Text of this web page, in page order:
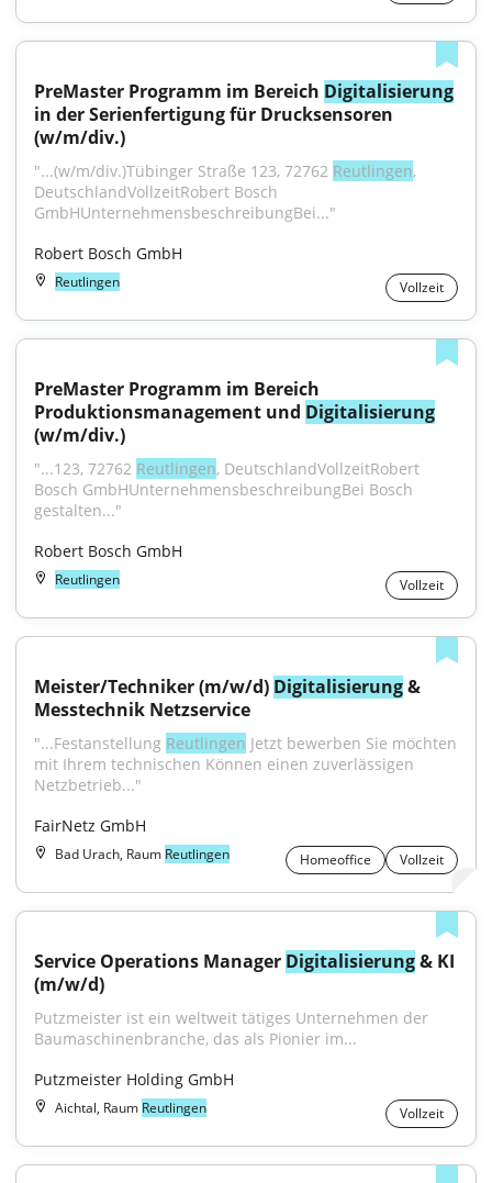
PreMaster Programm im Bereich Digitalisierung
in der Serienfertigung für Drucksensoren
(w/m/div.)
"...(w/m/div.)Tübinger Straße 123, 72762 Reutlingen,
DeutschlandVollzeitRobert Bosch
GmbHUnternehmensbeschreibungBei..."
Robert Bosch GmbH
Reutlingen Vollzeit
PreMaster Programm im Bereich
Produktionsmanagement und Digitalisierung
(w/m/div.)
"...123, 72762 Reutlingen, DeutschlandVollzeitRobert
Bosch GmbHUnternehmensbeschreibungBei Bosch
gestalten..."
Robert Bosch GmbH
Reutlingen Vollzeit
Meister/Techniker (m/w/d) Digitalisierung &
Messtechnik Netzservice
"...Festanstellung Reutlingen Jetzt bewerben Sie möchten
mit Ihrem technischen Können einen zuverlässigen
Netzbetrieb..."
FairNetz GmbH
Bad Urach, Raum Reutlingen Homeoffice Vollzeit
Service Operations Manager Digitalisierung & KI
(m/w/d)
Putzmeister ist ein weltweit tätiges Unternehmen der
Baumaschinenbranche, das als Pionier im...
Putzmeister Holding GmbH
Aichtal, Raum Reutlingen Vollzeit